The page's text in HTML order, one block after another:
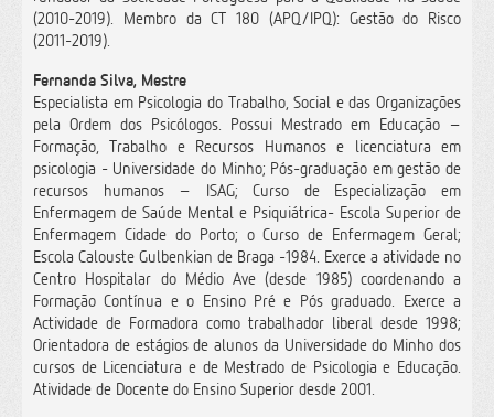
(2010-2019). Membro da CT 180 (APQ/IPQ): Gestão do Risco
(2011-2019).
Fernanda Silva, Mestre
Especialista em Psicologia do Trabalho, Social e das Organizações
pela Ordem dos Psicólogos. Possui Mestrado em Educação –
Formação, Trabalho e Recursos Humanos e licenciatura em
psicologia - Universidade do Minho; Pós-graduação em gestão de
recursos humanos – ISAG; Curso de Especialização em
Enfermagem de Saúde Mental e Psiquiátrica- Escola Superior de
Enfermagem Cidade do Porto; o Curso de Enfermagem Geral;
Escola Calouste Gulbenkian de Braga -1984. Exerce a atividade no
Centro Hospitalar do Médio Ave (desde 1985) coordenando a
Formação Contínua e o Ensino Pré e Pós graduado. Exerce a
Actividade de Formadora como trabalhador liberal desde 1998;
Orientadora de estágios de alunos da Universidade do Minho dos
cursos de Licenciatura e de Mestrado de Psicologia e Educação.
Atividade de Docente do Ensino Superior desde 2001.